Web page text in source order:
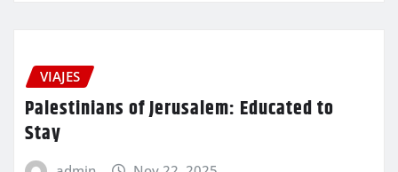
VIAJES
Palestinians of Jerusalem: Educated to
Stay